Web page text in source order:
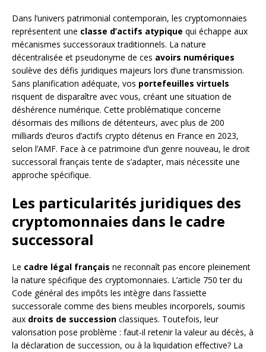
Dans l’univers patrimonial contemporain, les cryptomonnaies
représentent une classe d’actifs atypique qui échappe aux
mécanismes successoraux traditionnels. La nature
décentralisée et pseudonyme de ces avoirs numériques
soulève des défis juridiques majeurs lors d’une transmission.
Sans planification adéquate, vos portefeuilles virtuels
risquent de disparaître avec vous, créant une situation de
déshérence numérique. Cette problématique concerne
désormais des millions de détenteurs, avec plus de 200
milliards d’euros d’actifs crypto détenus en France en 2023,
selon l’AMF. Face à ce patrimoine d’un genre nouveau, le droit
successoral français tente de s’adapter, mais nécessite une
approche spécifique.
Les particularités juridiques des
cryptomonnaies dans le cadre
successoral
Le cadre légal français ne reconnaît pas encore pleinement
la nature spécifique des cryptomonnaies. L’article 750 ter du
Code général des impôts les intègre dans l’assiette
successorale comme des biens meubles incorporels, soumis
aux droits de succession classiques. Toutefois, leur
valorisation pose problème : faut-il retenir la valeur au décès, à
la déclaration de succession, ou à la liquidation effective? La